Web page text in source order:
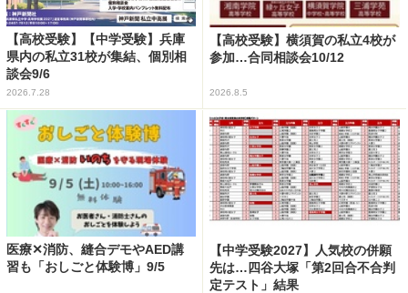
【高校受験】【中学受験】兵庫
県内の私立31校が集結、個別相
談会9/6
2026.7.28
【高校受験】横須賀の私立4校が
参加…合同相談会10/12
2026.8.5
医療✕消防、縫合デモやAED講
習も「おしごと体験博」9/5
【中学受験2027】人気校の併願
先は…四谷大塚「第2回合不合判
定テスト」結果